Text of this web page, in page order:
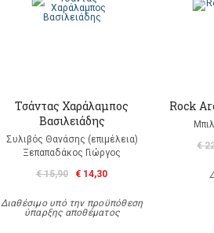
Τσάντας Χαράλαμπος
Βασιλειάδης
Συλιβός Θανάσης (επιμέλεια)
Ξεπαπαδάκος Γιώργος
€ 15,90
€ 14,30
Διαθέσιμο υπό την προϋπόθεση
ύπαρξης αποθέματος
Rock
€